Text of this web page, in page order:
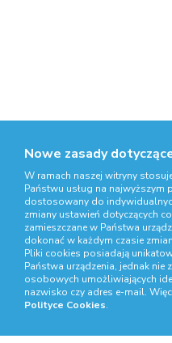
Nowe zasady
W ramach naszej witryny
Państwu usług na
dostosowany do
zmiany ustawień dotyczących
zamieszczane w Państwa
dokonać w każdym czasie
Pliki cookies posiadają
Państwa urządzenia, jednak nie
osobowych umożliwiających
nazwisko czy adres e-mail.
Polityce Cookies.